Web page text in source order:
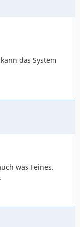
das System
was Feines.